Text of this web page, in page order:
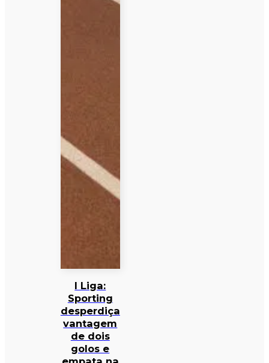
I Liga:
Sporting
desperdiça
vantagem
de dois
golos e